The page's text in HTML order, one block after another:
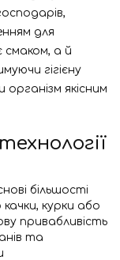
для
смаком, а й
гігієну
якісним
більшості
курки або
привабливість
та